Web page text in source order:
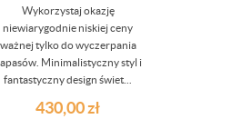
Wykorzystaj okazję
niewiarygodnie niskiej ceny
ważnej tylko do wyczerpania
Minimalistyczny styl i
fantastyczny design świet...
430,00zł